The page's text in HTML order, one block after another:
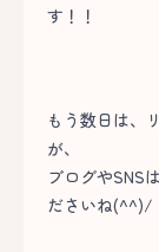
す！！
もう数日は、
が、
ブログやSNS
ださいね(^^)/